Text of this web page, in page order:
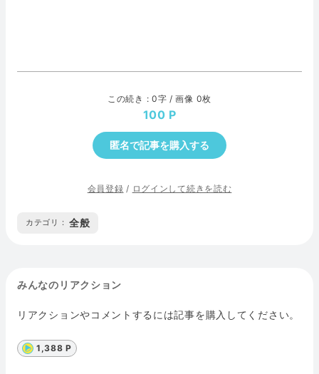
この続き : 0字 / 画像 0枚
100
匿名で記事を購入する
会員登録 / ログインして続きを読む
カテゴリ : 全般
みんなのリアクション
リアクションやコメントするには記事を購入してください。
1,388 P